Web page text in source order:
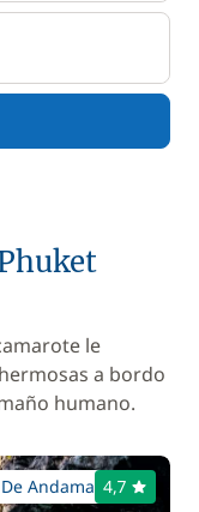
le
a bordo
humano.
Andaman4,7